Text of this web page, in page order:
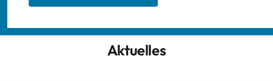
Aktuelles